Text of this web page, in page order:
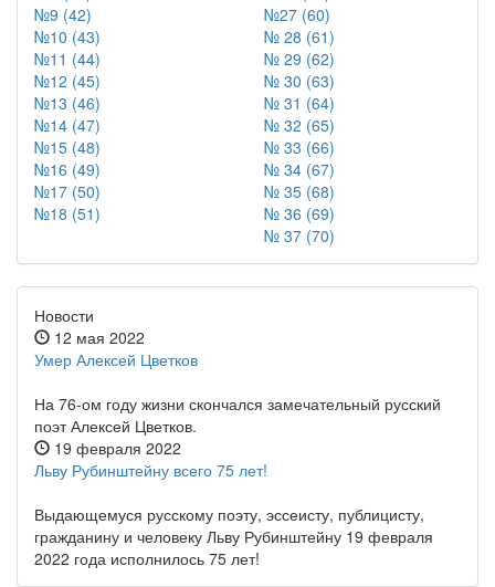
№9 (42)
№10 (43)
№11 (44)
№12 (45)
№13 (46)
№14 (47)
№15 (48)
№16 (49)
№17 (50)
№18 (51)
№27 (60)
№ 28 (61)
№ 29 (62)
№ 30 (63)
№ 31 (64)
№ 32 (65)
№ 33 (66)
№ 34 (67)
№ 35 (68)
№ 36 (69)
№ 37 (70)
Новости
12 мая 2022
Умер Алексей Цветков
На 76-ом году жизни скончался замечательный русский
поэт Алексей Цветков.
19 февраля 2022
Льву Рубинштейну всего 75 лет!
Выдающемуся русскому поэту, эссеисту, публицисту,
гражданину и человеку Льву Рубинштейну 19 февраля
2022 года исполнилось 75 лет!